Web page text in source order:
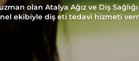
olan Atalya Ağız ve Diş
ekibiyle diş eti tedavi hizmeti